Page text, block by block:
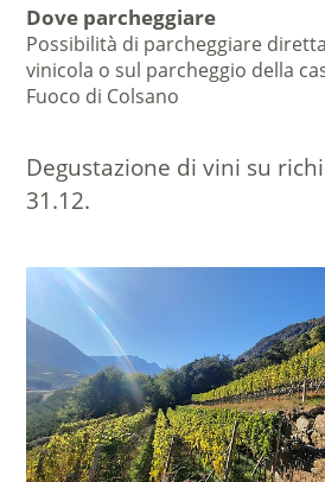
Dove parcheggiare
Possibilità di parcheggiare
vinicola o sul parcheggio della
Fuoco di Colsano
Degustazione di vini su
31.12.